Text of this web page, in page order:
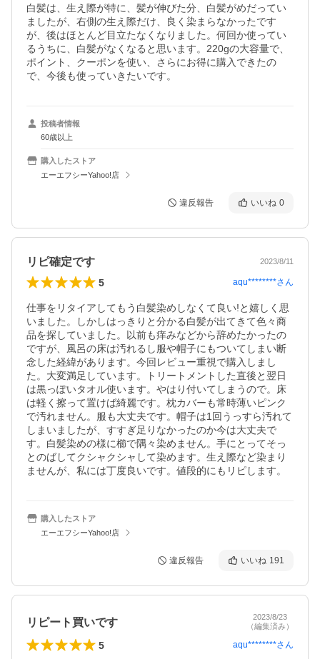
白髪は、生え際が特に、髪が伸びた分、白髪がめだってい
ましたが、右側の生え際だけ、良く染まらなかったです
が、後はほとんど目立たなくなりました。何回か使ってい
るうちに、白髪がなくなると思います。220gの大容量で、
ポイント、クーポンを使い、さらにお得に購入できたの
で、今後も使っていきたいです。
投稿者情報
60歳以上
購入したストア
エーエフシーYahoo!店
違反報告 いいね 0
リピ確定です 2023/8/11
5 aqu********さん
仕事をリタイアしてもう白髪染めしなくて良い!と嬉しく思
いました。しかしはっきりと分かる白髪が出てきて色々商
品を探していました。以前も痒みなどから辞めたかったの
ですが、風呂の床は汚れるし服や帽子にもついてしまい断
念した経緯があります。今回レビュー重視で購入しまし
た。大変満足しています。トリートメントした直後と翌日
は黒っぽいタオル使います。やはり付いてしまうので。床
は軽く擦って置けば綺麗です。枕カバーも常時薄いピンク
で汚れません。服も大丈夫です。帽子は1回うっすら汚れて
しまいましたが、すすぎ足りなかったのか今は大丈夫で
す。白髪染めの様に櫛で隅々染めません。手にとってそっ
とのばしてクシャクシャして染めます。生え際など染まり
ませんが、私には丁度良いです。値段的にもリピします。
購入したストア
エーエフシーYahoo!店
違反報告 いいね 191
リピート買いです
2023/8/23
（編集済み）
5 aqu********さん